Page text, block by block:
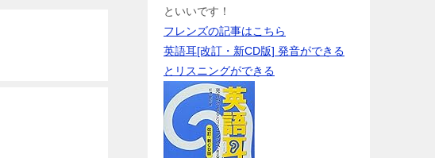
といいです！
フレンズの記事はこちら
英語耳[改訂・新CD版] 発音ができる
とリスニングができる